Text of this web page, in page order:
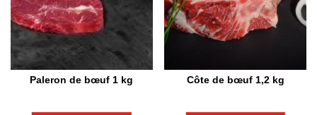
Paleron de bœuf 1 kg Côte de bœuf 1,2 kg